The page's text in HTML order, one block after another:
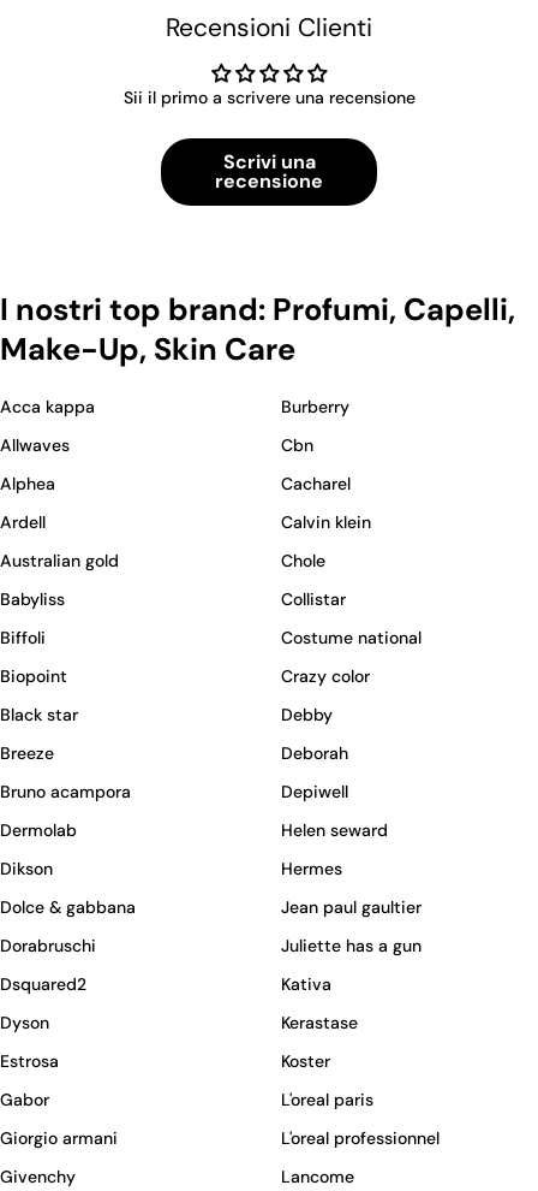
Recensioni Clienti
Sii il primo a scrivere una recensione
Scrivi una
recensione
I nostri top brand: Profumi, Capelli,
Make-Up, Skin Care
Acca kappa
Allwaves
Alphea
Ardell
Australian gold
Babyliss
Biffoli
Biopoint
Black star
Breeze
Bruno acampora
Burberry
Cbn
Cacharel
Calvin klein
Chole
Collistar
Costume national
Crazy color
Debby
Deborah
Depiwell
Dermolab
Dikson
Dolce & gabbana
Dorabruschi
Dsquared2
Dyson
Estrosa
Gabor
Giorgio armani
Givenchy
Helen seward
Hermes
Jean paul gaultier
Juliette has a gun
Kativa
Kerastase
Koster
L'oreal paris
L'oreal professionnel
Lancome